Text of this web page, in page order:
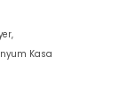
Kasa